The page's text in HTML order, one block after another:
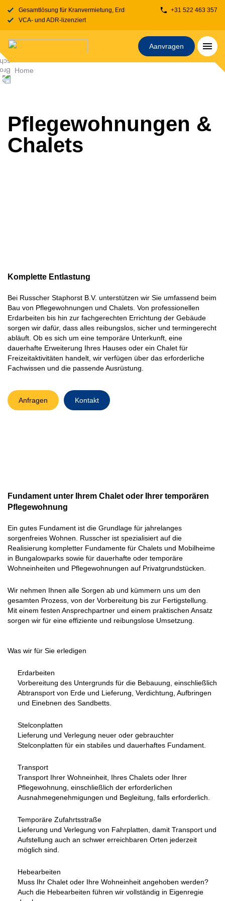
Gesamtlösung für Kranvermietung, Erdbewegung, Transport,
VCA- und ADR-lizenziert
+31 522 463 357
Aanvragen
Home
Pflegewohnungen &
Chalets
Komplette Entlastung
Bei Russcher Staphorst B.V. unterstützen wir Sie umfassend beim
Bau von Pflegewohnungen und Chalets. Von professionellen
Erdarbeiten bis hin zur fachgerechten Errichtung der Gebäude
sorgen wir dafür, dass alles reibungslos, sicher und termingerecht
abläuft. Ob es sich um eine temporäre Unterkunft, eine
dauerhafte Erweiterung Ihres Hauses oder ein Chalet für
Freizeitaktivitäten handelt, wir verfügen über das erforderliche
Fachwissen und die passende Ausrüstung.
Anfragen Kontakt
Fundament unter Ihrem Chalet oder Ihrer temporären
Pflegewohnung
Ein gutes Fundament ist die Grundlage für jahrelanges
sorgenfreies Wohnen. Russcher ist spezialisiert auf die
Realisierung kompletter Fundamente für Chalets und Mobilheime
in Bungalowparks sowie für dauerhafte oder temporäre
Wohneinheiten und Pflegewohnungen auf Privatgrundstücken.
Wir nehmen Ihnen alle Sorgen ab und kümmern uns um den
gesamten Prozess, von der Vorbereitung bis zur Fertigstellung.
Mit einem festen Ansprechpartner und einem praktischen Ansatz
sorgen wir für eine effiziente und reibungslose Umsetzung.
Was wir für Sie erledigen
Erdarbeiten
Vorbereitung des Untergrunds für die Bebauung, einschließlich
Abtransport von Erde und Lieferung, Verdichtung, Aufbringen
und Einebnen des Sandbetts.
Stelconplatten
Lieferung und Verlegung neuer oder gebrauchter
Stelconplatten für ein stabiles und dauerhaftes Fundament.
Transport
Transport Ihrer Wohneinheit, Ihres Chalets oder Ihrer
Pflegewohnung, einschließlich der erforderlichen
Ausnahmegenehmigungen und Begleitung, falls erforderlich.
Temporäre Zufahrtsstraße
Lieferung und Verlegung von Fahrplatten, damit Transport und
Aufstellung auch an schwer erreichbaren Orten jederzeit
möglich sind.
Hebearbeiten
Muss Ihr Chalet oder Ihre Wohneinheit angehoben werden?
Auch die Hebearbeiten führen wir vollständig in Eigenregie